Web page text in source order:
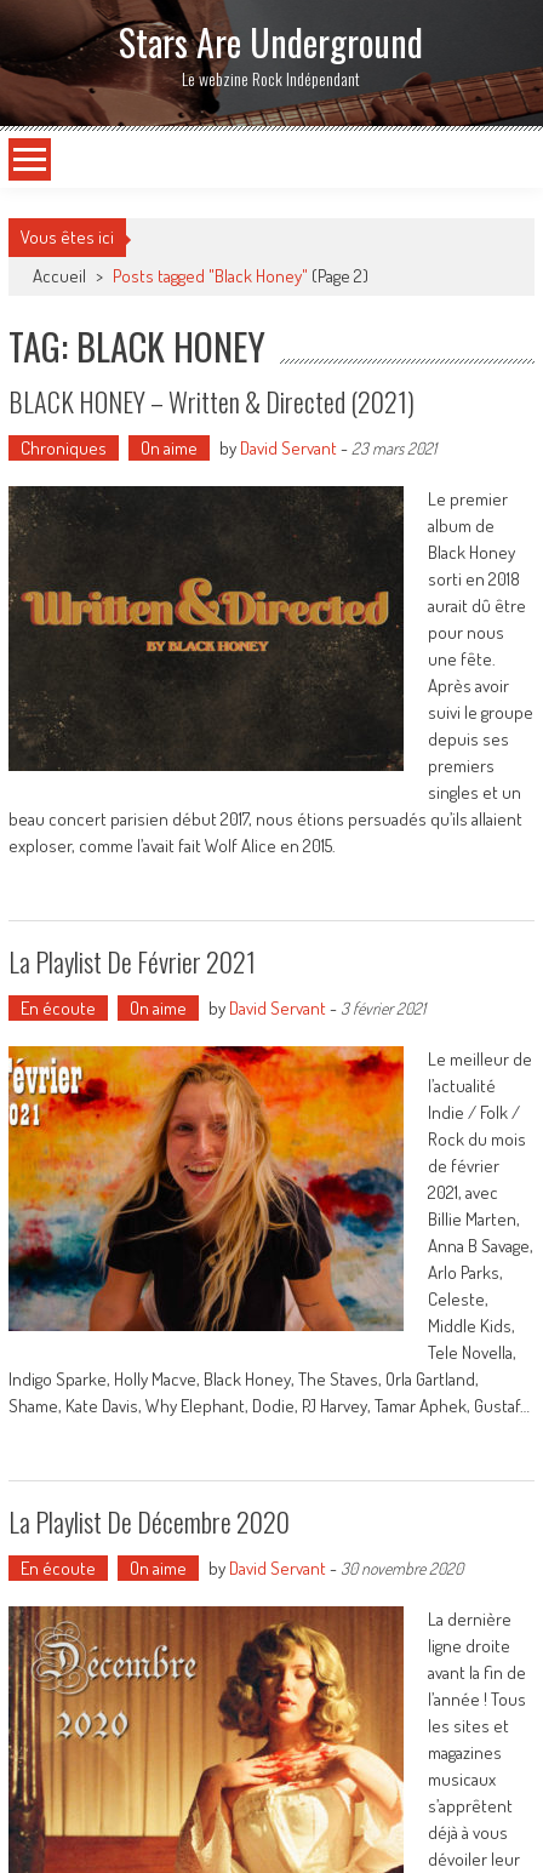
Stars Are Underground
Le webzine Rock Indépendant
Vous êtes ici
Accueil > Posts tagged "Black Honey" (Page 2)
TAG: BLACK HONEY
BLACK HONEY – Written & Directed (2021)
Chroniques On aime by David Servant- 23 mars 2021
Le premier
album de
Black Honey
sorti en 2018
aurait dû être
pour nous
une fête.
Après avoir
suivi le groupe
depuis ses
premiers
singles et un
beau concert parisien début 2017, nous étions persuadés qu’ils allaient
exploser, comme l’avait fait Wolf Alice en 2015.
La Playlist De Février 2021
En écoute On aime by David Servant- 3 février 2021
Le meilleur de
l’actualité
Indie / Folk /
Rock du mois
de février
2021, avec
Billie Marten,
Anna B Savage,
Arlo Parks,
Celeste,
Middle Kids,
Tele Novella,
Indigo Sparke, Holly Macve, Black Honey, The Staves, Orla Gartland,
Shame, Kate Davis, Why Elephant, Dodie, PJ Harvey, Tamar Aphek, Gustaf…
La Playlist De Décembre 2020
En écoute On aime by David Servant- 30 novembre 2020
La dernière
ligne droite
avant la fin de
l’année ! Tous
les sites et
magazines
musicaux
s’apprêtent
déjà à vous
dévoiler leur